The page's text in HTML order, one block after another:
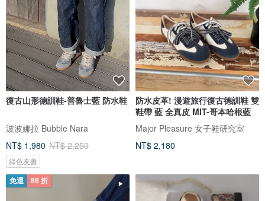
復古山形德訓鞋-普魯士藍 防水鞋
波波娜拉 Bubble Nara
NT$ 1,980 NT$ 2,250
綠色友善
防水皮革! 漫遊旅行復古德訓鞋 雙
鞋帶 藍 全真皮 MIT-哥本哈根藍
Major Pleasure 女子鞋研究室
NT$ 2,180
免運 88 折